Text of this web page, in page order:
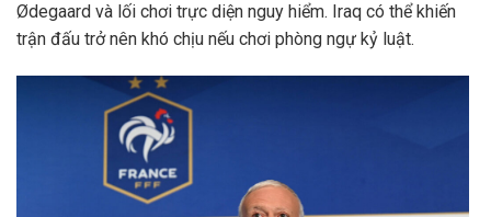
Ødegaard và lối chơi trực diện nguy hiểm. Iraq có thể khiến
trận đấu trở nên khó chịu nếu chơi phòng ngự kỷ luật.